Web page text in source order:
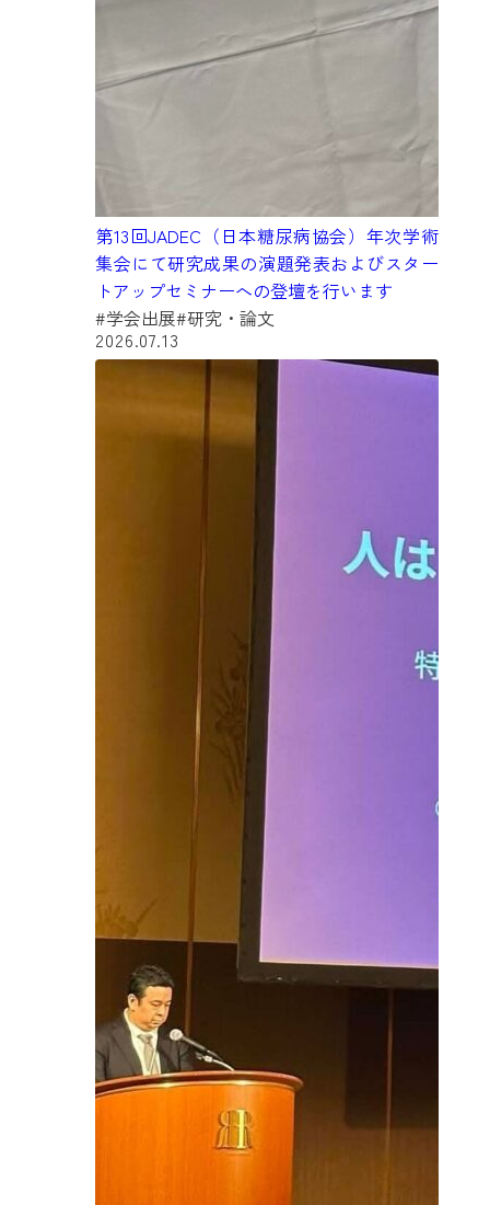
第13回JADEC（日本糖尿病協会）年次学術
集会にて研究成果の演題発表およびスター
トアップセミナーへの登壇を行います
#学会出展#研究・論文
2026.07.13